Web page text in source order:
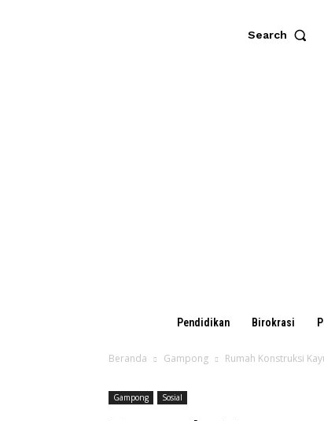
Search
Pendidikan Birokrasi
Beranda Gampong Rumah Konstruksi
Gampong Sosial